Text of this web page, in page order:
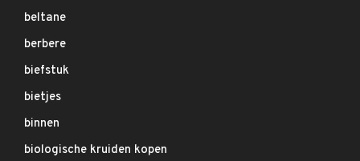
beltane
berbere
biefstuk
bietjes
binnen
biologische kruiden kopen